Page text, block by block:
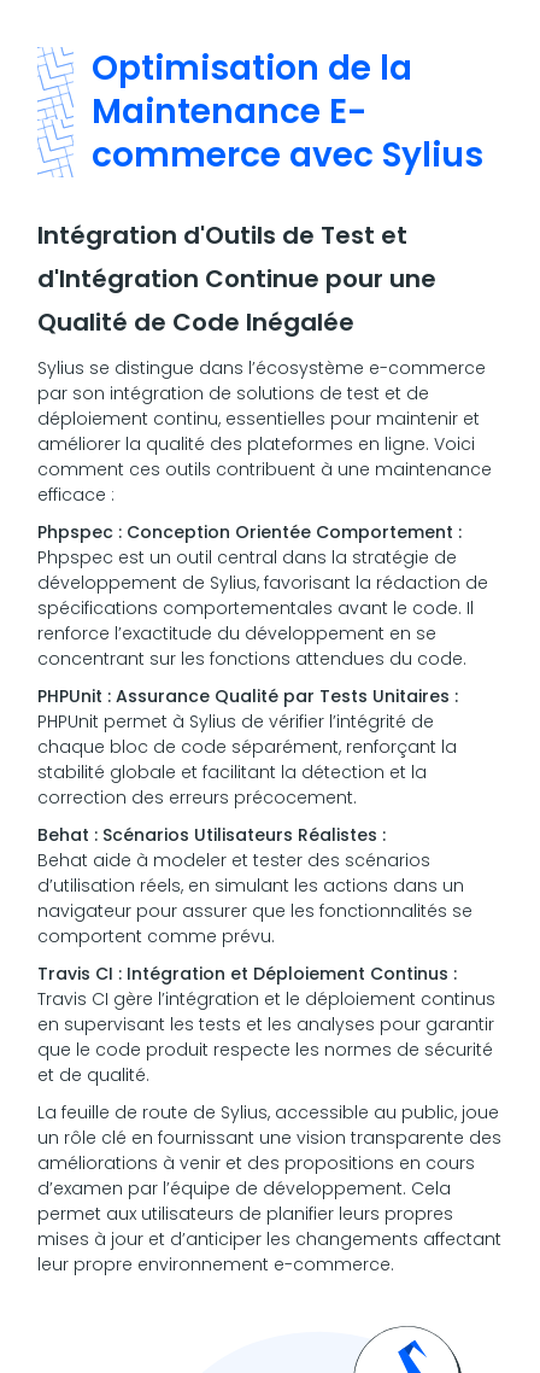
Optimisation de la
Maintenance E-
commerce avec Sylius
Intégration d'Outils de Test et
d'Intégration Continue pour une
Qualité de Code Inégalée
Sylius se distingue dans l’écosystème e-commerce
par son intégration de solutions de test et de
déploiement continu, essentielles pour maintenir et
améliorer la qualité des plateformes en ligne. Voici
comment ces outils contribuent à une maintenance
efficace :
Phpspec : Conception Orientée Comportement :
Phpspec est un outil central dans la stratégie de
développement de Sylius, favorisant la rédaction de
spécifications comportementales avant le code. Il
renforce l’exactitude du développement en se
concentrant sur les fonctions attendues du code.
PHPUnit : Assurance Qualité par Tests Unitaires :
PHPUnit permet à Sylius de vérifier l’intégrité de
chaque bloc de code séparément, renforçant la
stabilité globale et facilitant la détection et la
correction des erreurs précocement.
Behat : Scénarios Utilisateurs Réalistes :
Behat aide à modeler et tester des scénarios
d’utilisation réels, en simulant les actions dans un
navigateur pour assurer que les fonctionnalités se
comportent comme prévu.
Travis CI : Intégration et Déploiement Continus :
Travis CI gère l’intégration et le déploiement continus
en supervisant les tests et les analyses pour garantir
que le code produit respecte les normes de sécurité
et de qualité.
La feuille de route de Sylius, accessible au public, joue
un rôle clé en fournissant une vision transparente des
améliorations à venir et des propositions en cours
d’examen par l’équipe de développement. Cela
permet aux utilisateurs de planifier leurs propres
mises à jour et d’anticiper les changements affectant
leur propre environnement e-commerce.